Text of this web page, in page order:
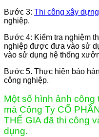
Bước 3: Thi công xây
nghiệp.
Bước 4: Kiểm tra nghiệm
nghiệp được đưa vào sử
vào sử dụng hệ thống
Bước 5. Thực hiện bảo
công nghiệp.
Một số hình ảnh
mà Công Ty CỔ
THẾ GIA đã thi công
dụng.